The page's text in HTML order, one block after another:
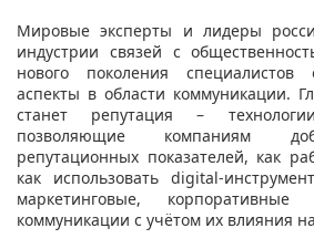
Мировые эксперты и лидеры
индустрии связей с
нового поколения специалистов
аспекты в области коммуникации.
станет репутация –
позволяющие компаниям
репутационных показателей, как
как использовать digital-
маркетинговые,
коммуникации с учётом их влияния